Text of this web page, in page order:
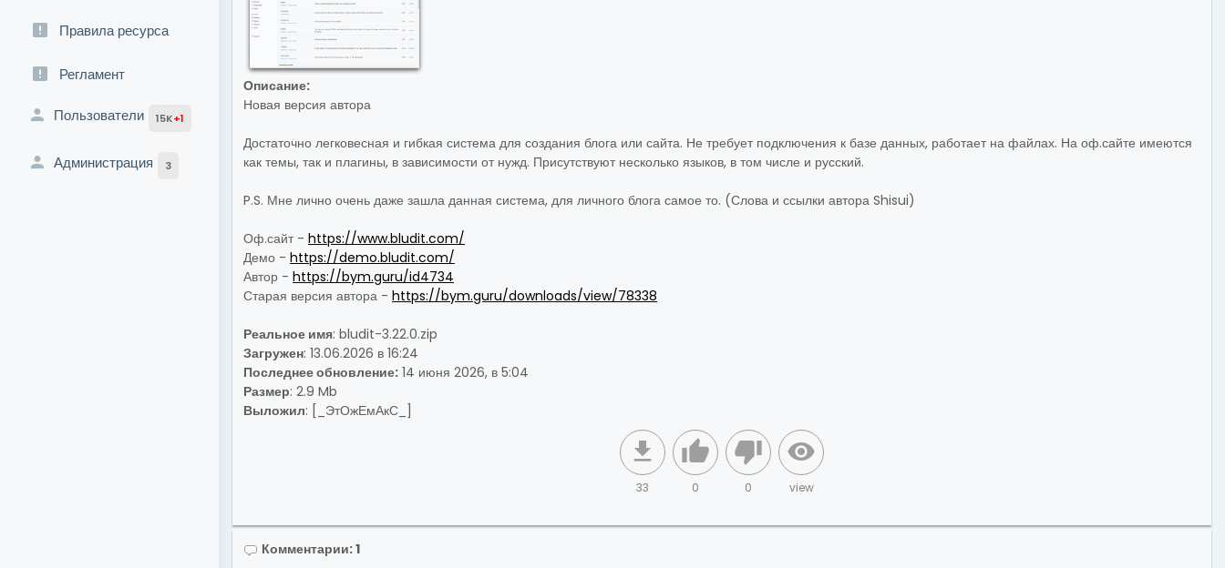
Правила ресурса
Регламент
Пользователи 15K+1
Администрация 3
Описание:
Новая версия автора
Достаточно легковесная и гибкая система для создания блога или сайта. Не требует подключения к базе данных, работает на файлах. На оф.сайте имеются
как темы, так и плагины, в зависимости от нужд. Присутствуют несколько языков, в том числе и русский.
P.S. Мне лично очень даже зашла данная система, для личного блога самое то. (Слова и ссылки автора Shisui)
Оф.сайт - https://www.bludit.com/
Демо - https://demo.bludit.com/
Автор - https://bym.guru/id4734
Старая версия автора - https://bym.guru/downloads/view/78338
Реальное имя: bludit-3.22.0.zip
Загружен: 13.06.2026 в 16:24
Последнее обновление: 14 июня 2026, в 5:04
Размер: 2.9 Mb
Выложил: [_ЭтОжЕмАкС_]
33 0 0 view
Комментарии: 1